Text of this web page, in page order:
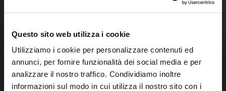
Questo sito web utilizza i cookie
Utilizziamo i cookie per personalizzare contenuti ed
annunci, per fornire funzionalità dei social media e per
analizzare il nostro traffico. Condividiamo inoltre
informazioni sul modo in cui utilizza il nostro sito con i